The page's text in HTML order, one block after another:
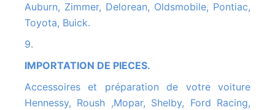
Auburn, Zimmer, Delorean, Oldsmobile, Pontiac,
Toyota, Buick.
9.
IMPORTATION DE PIECES.
Accessoires et préparation de votre voiture
Hennessy, Roush ,Mopar, Shelby, Ford Racing,